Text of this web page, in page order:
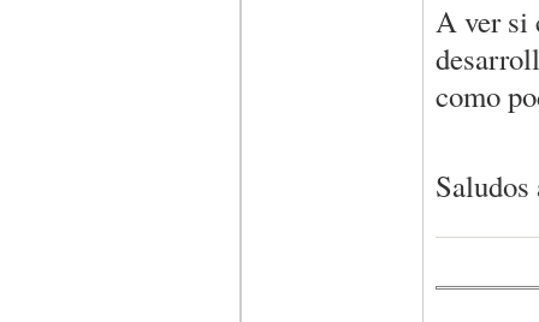
A ver si
como
Saludos